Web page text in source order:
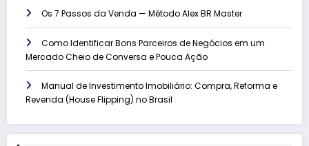
Os 7 Passos da Venda — Método Alex BR Master
Como Identificar Bons Parceiros de Negócios em um
Mercado Cheio de Conversa e Pouca Ação
Manual de Investimento Imobiliário: Compra, Reforma e
Revenda (House Flipping) no Brasil